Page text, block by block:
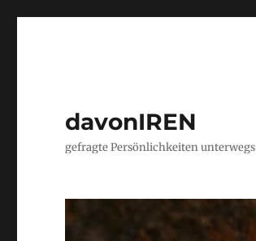
davonIREN
gefragte Persönlichkeiten unterwegs